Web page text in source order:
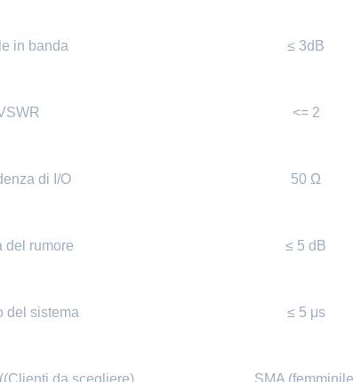
in banda ≤ 3dB
<= 2
di I/O 50 Ω
del rumore ≤ 5 dB
del sistema ≤ 5 μs
da scegliere) SMA